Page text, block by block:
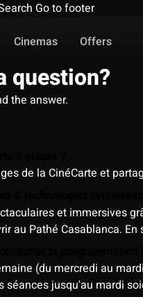
Go to footer
Cinemas Offers
question?
the answer.
de la CinéCarte et
et immersives
au Pathé Casablanca. En
(du mercredi au
séances jusqu'au mardi